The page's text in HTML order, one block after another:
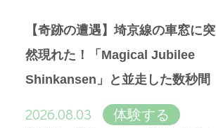
【奇跡の遭遇】埼京線の車窓に突
然現れた！「Magical Jubilee
Shinkansen」と並走した数秒間
2026.08.03 体験する